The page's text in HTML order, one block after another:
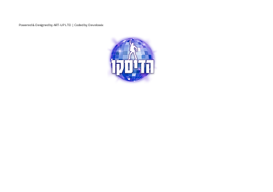
Powered & Designed byART-UP LTD | Coded byDevelowix